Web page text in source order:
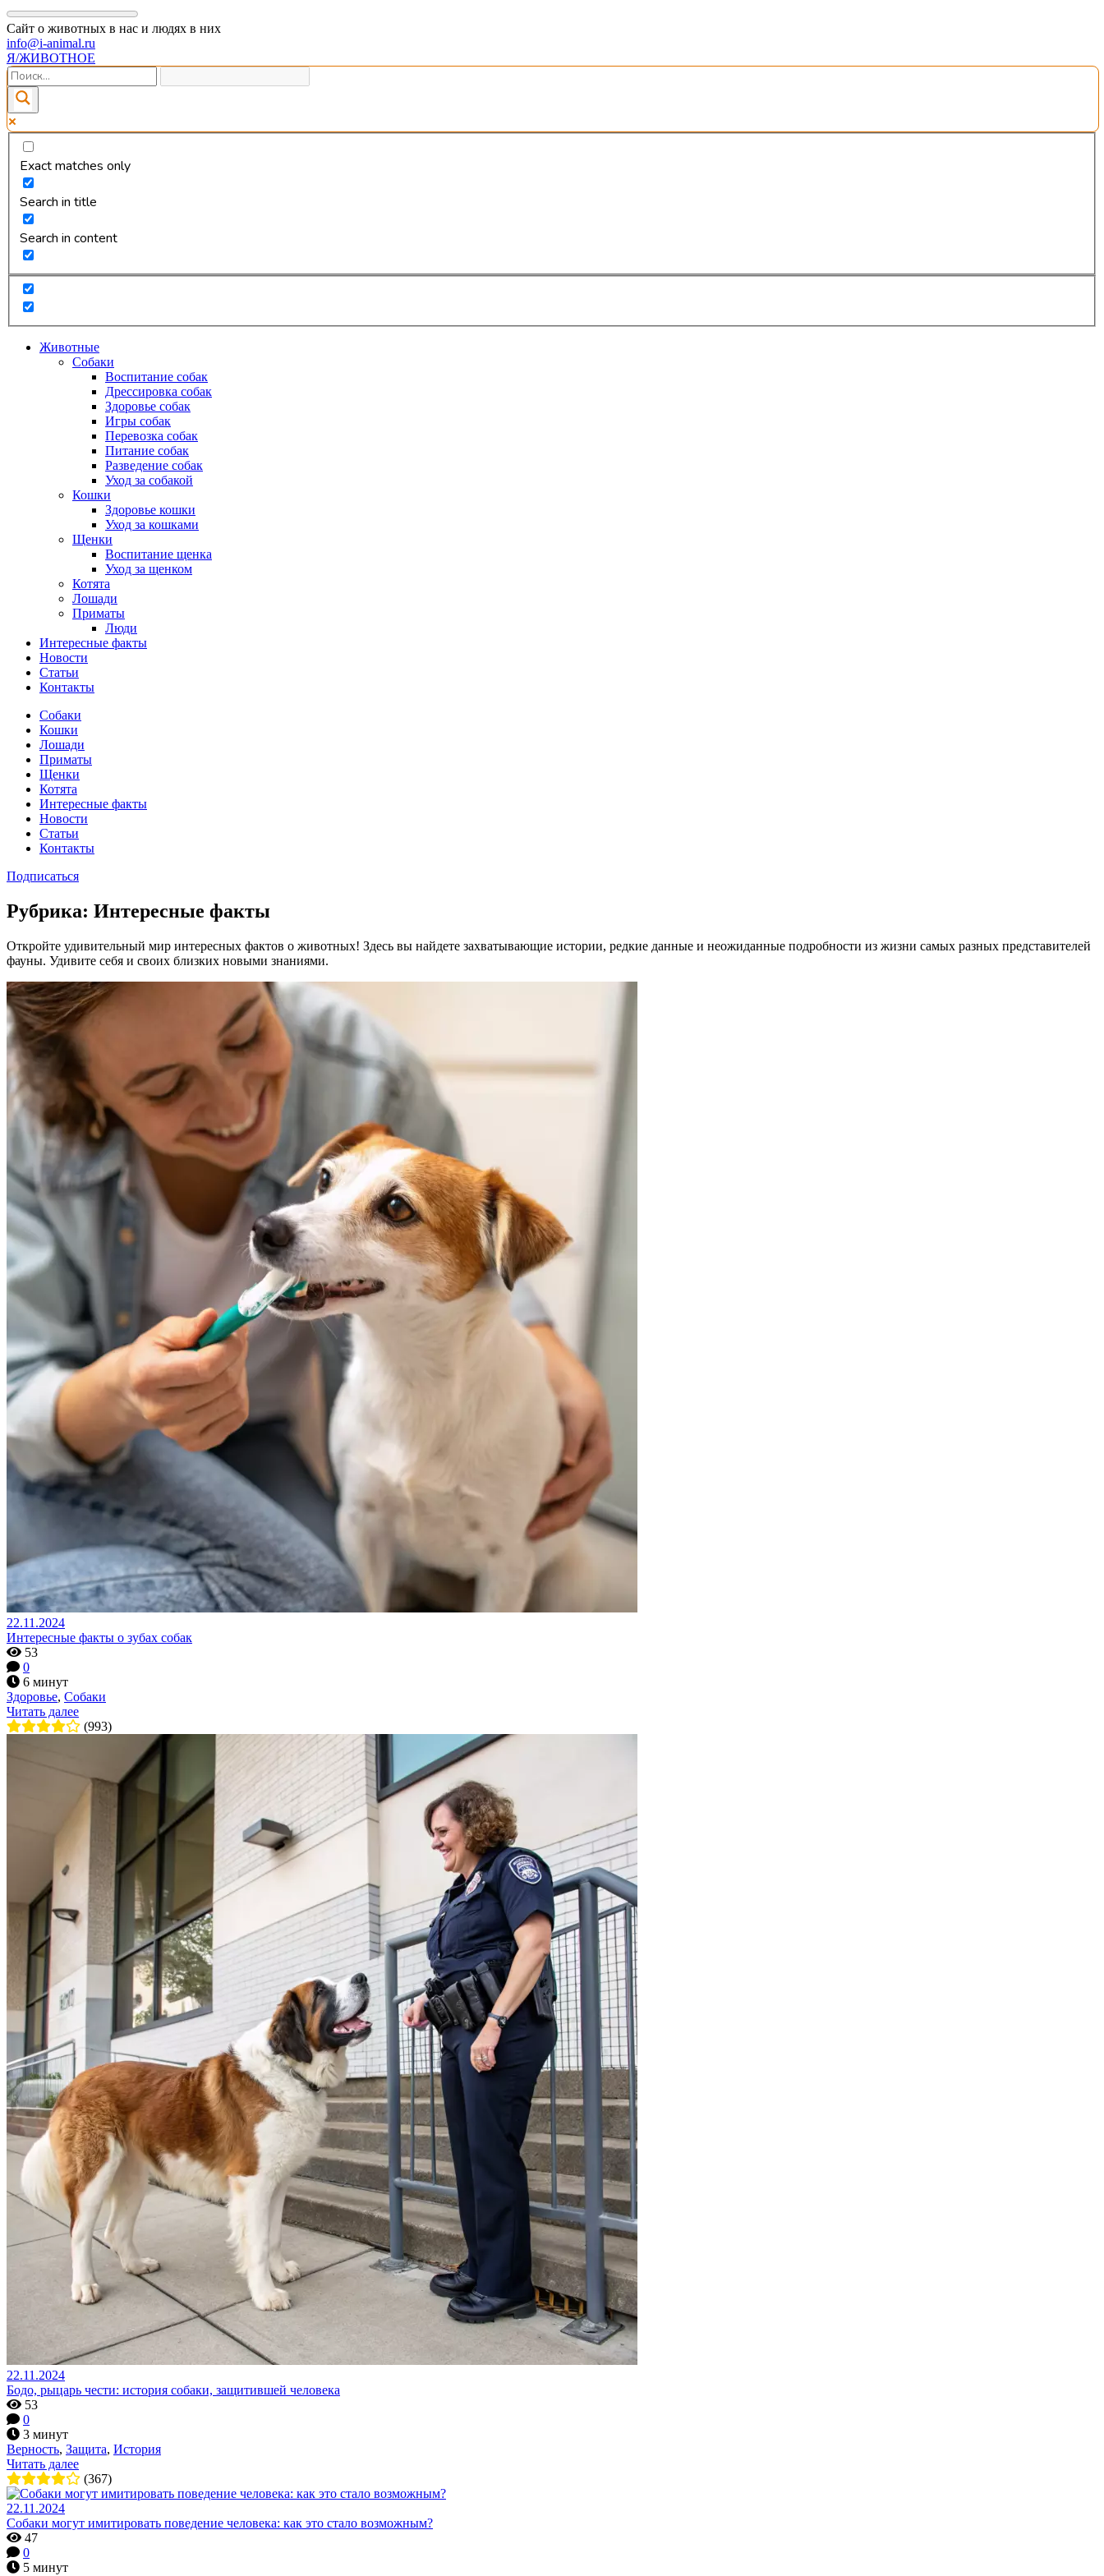
Сайт о животных в нас и людях в них
info@i-animal.ru
Я/ЖИВОТНОЕ
Exact matches only
Search in title
Search in content
Животные
Собаки
Воспитание собак
Дрессировка собак
Здоровье собак
Игры собак
Перевозка собак
Питание собак
Разведение собак
Уход за собакой
Кошки
Здоровье кошки
Уход за кошками
Щенки
Воспитание щенка
Уход за щенком
Котята
Лошади
Приматы
Люди
Интересные факты
Новости
Статьи
Контакты
Собаки
Кошки
Лошади
Приматы
Щенки
Котята
Интересные факты
Новости
Статьи
Контакты
Подписаться
Рубрика: Интересные факты
Откройте удивительный мир интересных фактов о животных! Здесь вы найдете захватывающие истории, редкие данные и неожиданные подробности из жизни самых разных представителей
фауны. Удивите себя и своих близких новыми знаниями.
22.11.2024
Интересные факты о зубах собак
53
0
6 минут
Здоровье, Собаки
Читать далее
(993)
22.11.2024
Бодо, рыцарь чести: история собаки, защитившей человека
53
0
3 минут
Верность, Защита, История
Читать далее
(367)
22.11.2024
Собаки могут имитировать поведение человека: как это стало возможным?
47
0
5 минут